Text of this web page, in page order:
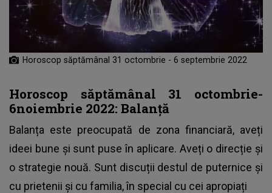
Horoscop săptămânal 31 octombrie - 6 septembrie 2022
Horoscop săptămânal 31 octombrie-
6noiembrie 2022: Balanță
Balanța este preocupată de zona financiară, aveți
ideei bune și sunt puse în aplicare. Aveți o direcție și
o strategie nouă. Sunt discuții destul de puternice și
cu prietenii și cu familia, în special cu cei apropiați